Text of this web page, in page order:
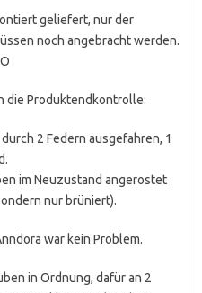
geliefert, nur der
noch angebracht werden.
die Produktendkontrolle:
2 Federn ausgefahren, 1
im Neuzustand angerostet
nur brüniert).
war kein Problem.
in Ordnung, dafür an 2